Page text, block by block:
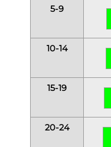
5-9
10-14
15-19
20-24